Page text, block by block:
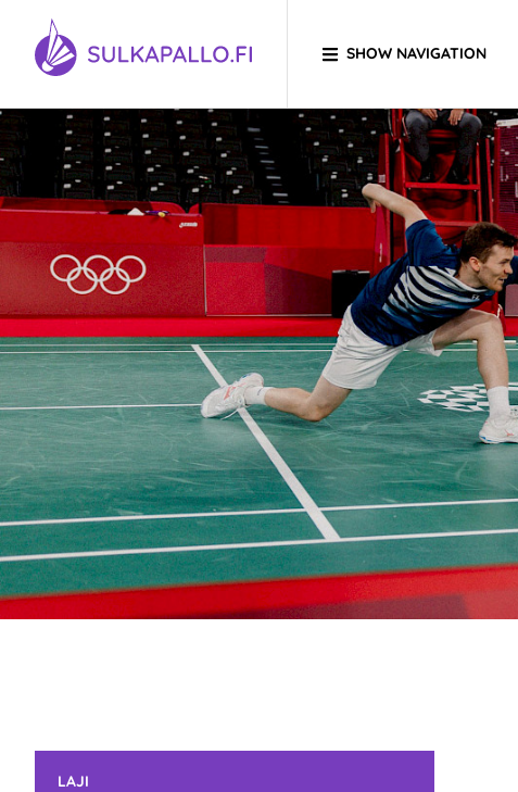
Skip to content
TO HOMEPAGE
SHOW NAVIGATION
Skip subnavigation
LAJI